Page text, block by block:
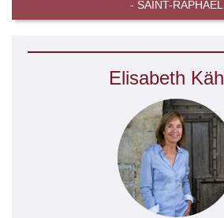
- SAINT-RAPHAËL
Elisabeth